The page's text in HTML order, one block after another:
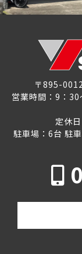
〒895-
営業時間：9：
定休
駐車場：6台 駐